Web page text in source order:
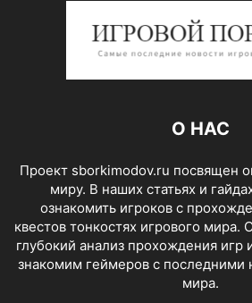
О НАС
Проект sborkimodov.ru посвящен
миру. В наших статьях и
ознакомить игроков с
квестов тонкостях игрового мира.
глубокий анализ прохождения игр
знакомим геймеров с последними
мира.